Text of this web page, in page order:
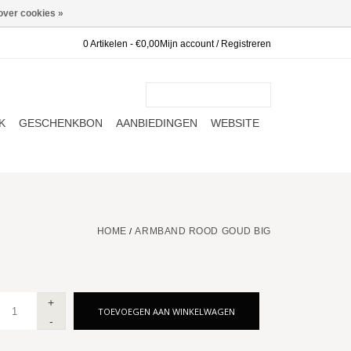
0 Artikelen - €0,00Mijn account / Registreren
GESCHENKBON AANBIEDINGEN WEBSITE
HOME /ARMBAND ROOD GOUD BIG
+
-
TOEVOEGEN AAN WINKELWAGEN
cookies »